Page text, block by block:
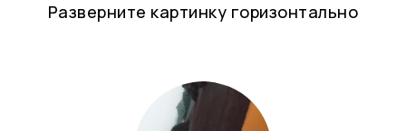
Разверните картинку горизонтально